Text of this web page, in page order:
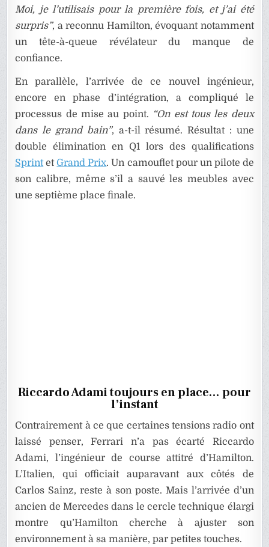
Moi, je l’utilisais pour la première fois, et j’ai été
surpris”, a reconnu Hamilton, évoquant notamment
un tête-à-queue révélateur du manque de
confiance.
En parallèle, l’arrivée de ce nouvel ingénieur,
encore en phase d’intégration, a compliqué le
processus de mise au point. “On est tous les deux
dans le grand bain”, a-t-il résumé. Résultat : une
double élimination en Q1 lors des qualifications
SprintetGrand Prix. Un camouflet pour un pilote de
son calibre, même s’il a sauvé les meubles avec
une septième place finale.
Riccardo Adami toujours en place… pour
l’instant
Contrairement à ce que certaines tensions radio ont
laissé penser, Ferrari n’a pas écarté Riccardo
Adami, l’ingénieur de course attitré d’Hamilton.
L’Italien, qui officiait auparavant aux côtés de
Carlos Sainz, reste à son poste. Mais l’arrivée d’un
ancien de Mercedes dans le cercle technique élargi
montre qu’Hamilton cherche à ajuster son
environnement à sa manière, par petites touches.